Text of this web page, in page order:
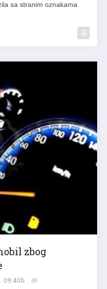
sa stranim oznakama
zbog
09:40h